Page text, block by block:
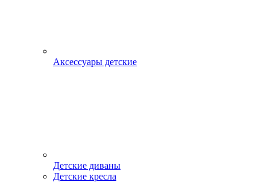
Аксессуары детские
Детские диваны
Детские кресла